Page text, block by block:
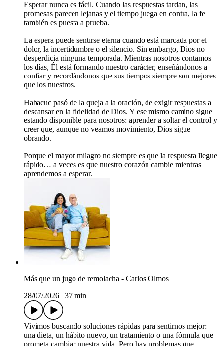
Esperar nunca es fácil. Cuando las respuestas tardan, las
promesas parecen lejanas y el tiempo juega en contra, la fe
también es puesta a prueba.
La espera puede sentirse eterna cuando está marcada por el
dolor, la incertidumbre o el silencio. Sin embargo, Dios no
desperdicia ninguna temporada. Mientras nosotros contamos
los días, Él está formando nuestro carácter, enseñándonos a
confiar y recordándonos que sus tiempos siempre son mejores
que los nuestros.
Habacuc pasó de la queja a la oración, de exigir respuestas a
descansar en la fidelidad de Dios. Y ese mismo camino sigue
estando disponible para nosotros: aprender a soltar el control y
creer que, aunque no veamos movimiento, Dios sigue
obrando.
Porque el mayor milagro no siempre es que la respuesta llegue
rápido… a veces es que nuestro corazón cambie mientras
aprendemos a esperar.
Más que un jugo de remolacha - Carlos Olmos
28/07/2026
37 min
Vivimos buscando soluciones rápidas para sentirnos mejor:
una dieta, un hábito nuevo, un tratamiento o una fórmula que
prometa cambiar nuestra vida. Pero hay problemas que